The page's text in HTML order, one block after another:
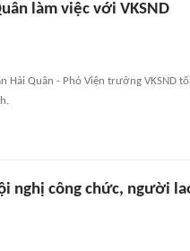
làm việc với VKSND
Hải Quân - Phó Viện trưởng VKSND tối
nghị công chức, người